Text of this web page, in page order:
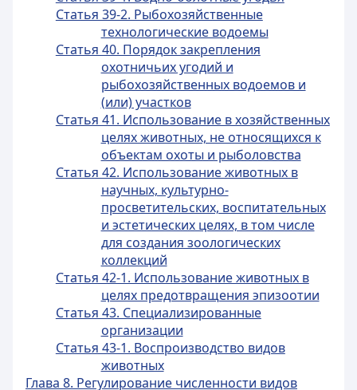
Статья 39-2. Рыбохозяйственные
технологические водоемы
Статья 40. Порядок закрепления
охотничьих угодий и
рыбохозяйственных водоемов и
(или) участков
Статья 41. Использование в хозяйственных
целях животных, не относящихся к
объектам охоты и рыболовства
Статья 42. Использование животных в
научных, культурно-
просветительских, воспитательных
и эстетических целях, в том числе
для создания зоологических
коллекций
Статья 42-1. Использование животных в
целях предотвращения эпизоотии
Статья 43. Специализированные
организации
Статья 43-1. Воспроизводство видов
животных
Глава 8. Регулирование численности видов